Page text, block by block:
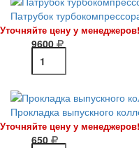
Патрубок
Уточняйте цену у менеджеров!
9600
Прокладка выпускного
Уточняйте цену у менеджеров!
650